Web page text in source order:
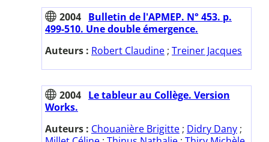
2004 Bulletin de l'APMEP. N° 453. p.
499-510. Une double émergence.
Auteurs : Robert Claudine ; Treiner Jacques
2004 Le tableur au Collège. Version
Works.
Auteurs : Chouanière Brigitte ; Didry Dany ;